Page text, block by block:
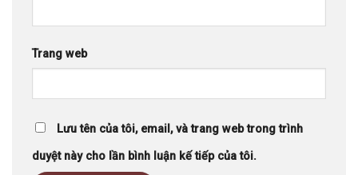
Trang web
Lưu tên của tôi, email, và trang web trong trình
duyệt này cho lần bình luận kế tiếp của tôi.